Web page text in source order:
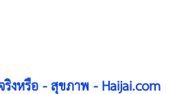
งหรือ - สุขภาพ - Haijai.com